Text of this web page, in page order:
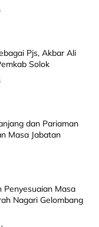
Pjs, Akbar Ali
Solok
dan Pariaman
Masa Jabatan
Penyesuaian Masa
Nagari Gelombang